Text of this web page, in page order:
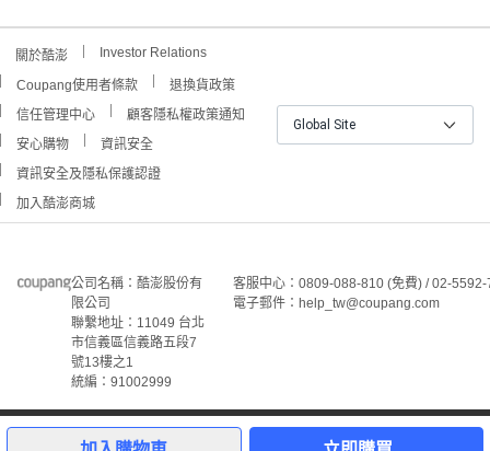
關於酷澎 Investor Relations
Coupang使用者條款
退換貨政策
信任管理中心
顧客隱私權政策通知
安心購物
資訊安全
資訊安全及隱私保護認證
加入酷澎商城
Global Site
公司名稱：酷澎股份有
限公司
聯繫地址：11049 台北
市信義區信義路五段7
號13樓之1
統編：91002999
客服中心：0809-088-810 (免費) / 02-
電子郵件：help_tw@coupang.com
©Coupang Taiwan Co., Ltd. 保留所有權利。
本網站上顯示的所有商標、標誌和服務標誌均為酷澎股份有